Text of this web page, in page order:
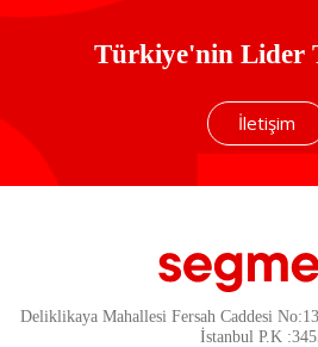
Türkiye'nin Lider
İletişim
Deliklikaya Mahallesi Fersah Caddesi
İstanbul P.K